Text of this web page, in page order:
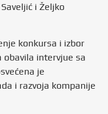
i Željko
konkursa i izbor
obavila intervjue sa
je
i razvoja kompanije